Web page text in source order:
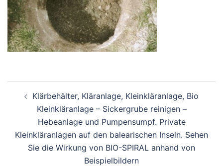
Klärbehälter, Kläranlage, Kleinkläranlage, Bio
Kleinkläranlage – Sickergrube reinigen –
Hebeanlage und Pumpensumpf. Private
Kleinkläranlagen auf den balearischen Inseln. Sehen
Sie die Wirkung von BIO-SPIRAL anhand von
Beispielbildern